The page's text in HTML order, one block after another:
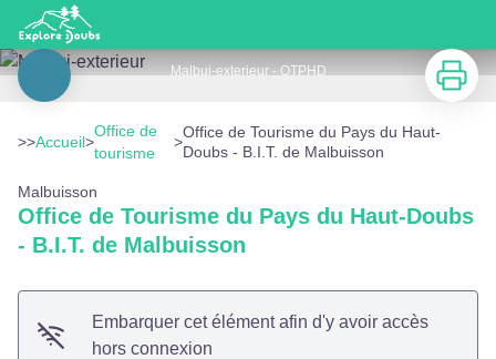
Malbui-exterieur - OTPHD
Voir l'image en plein écran
Imprimer
>>Accueil>
Office de
tourisme
>
Office de Tourisme du Pays du Haut-
Doubs - B.I.T. de Malbuisson
Malbuisson
Office de Tourisme du Pays du Haut-Doubs
- B.I.T. de Malbuisson
Embarquer cet élément afin d'y avoir accès
hors connexion